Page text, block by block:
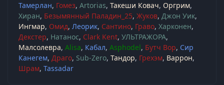
Тамерлан Гомез Artorias Такеши Ковач Оргрим
Хиран Безымянный Паладин_25 Жуков Джон Уик
Ингмар Омид Леорик Сантино Граво Харконен
Декстер Натанос Clark Kent УЛЬТРАЖОРА
Малсолевра Alisa Кабал Asphodel Бутч Вор Сир
Канегем Драго Sub-Zero Тандор Грехэм Варрон
Шрам Tassadar